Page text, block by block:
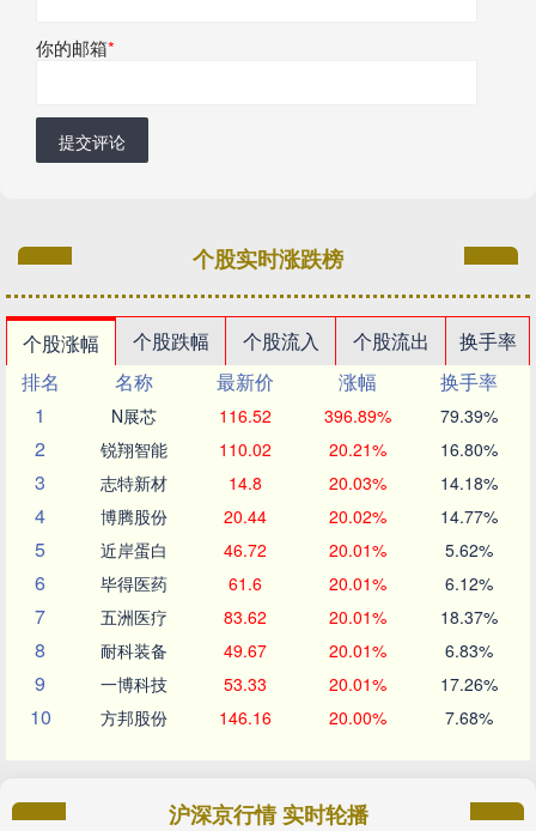
你的邮箱*
提交评论
个股实时涨跌榜
个股涨幅 个股跌幅 个股流入 个股流出
换手率
排名
名称 最新价 涨幅
换手率
1
N展芯 116.52 396.89% 79.39%
2 锐翔智能 110.02 20.21% 16.80%
3 志特新材 14.8 20.03% 14.18%
4 博腾股份 20.44 20.02% 14.77%
5 近岸蛋白 46.72 20.01% 5.62%
6 毕得医药 61.6 20.01% 6.12%
7 五洲医疗 83.62 20.01% 18.37%
8 耐科装备 49.67 20.01% 6.83%
9 一博科技 53.33 20.01% 17.26%
10 方邦股份 146.16 20.00% 7.68%
沪深京行情 实时轮播